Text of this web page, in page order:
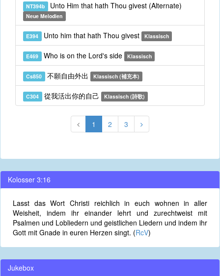
NT394b Unto Him that hath Thou givest (Alternate)
Neue Melodien
E394 Unto him that hath Thou givest Klassisch
E469 Who is on the Lord's side Klassisch
Cs850 不願自由外出 Klassisch (補充本)
C304 從我活出你的自己 Klassisch (詩歌)
1 2 3
Kolosser 3:16
Lasst das Wort Christi reichlich in euch wohnen in aller
Weisheit, indem ihr einander lehrt und zurechtweist mit
Psalmen und Lobliedern und geistlichen Liedern und indem ihr
Gott mit Gnade in euren Herzen singt. (RcV)
Jukebox